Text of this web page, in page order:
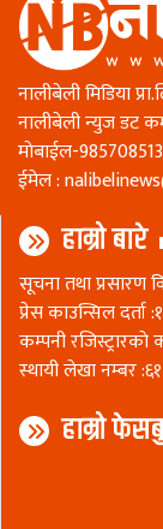
नालीबेली मिडिया
नालीबेली न्युज डट
माेबाईल-
ईमेल :
हाम्रो बारे
सूचना तथा प्रसारण
प्रेस काउन्सिल
कम्पनी
स्थायी लेखा नम्बर
हाम्रो